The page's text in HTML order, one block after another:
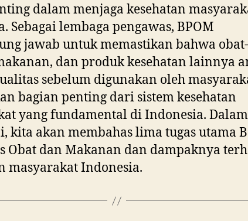
dalam menjaga kesehatan
Sebagai lembaga pengawas, BPOM
jawab untuk memastikan bahwa obat-
dan produk kesehatan lainnya
sebelum digunakan oleh
bagian penting dari sistem kesehatan
yang fundamental di Indonesia. Dalam
kita akan membahas lima tugas utama
Obat dan Makanan dan dampaknya
masyarakat Indonesia.